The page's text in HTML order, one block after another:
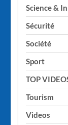
Science &
Sécurité
Société
Sport
TOP
Tourism
Videos